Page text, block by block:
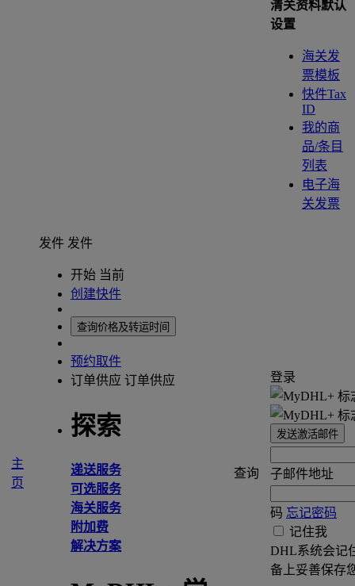
清关资料默认
设置
海关发
票模板
快件Tax
ID
我的商
品/条目
列表
电子海
关发票
主
页
发件 发件
开始 当前
创建快件
查询价格及转运时间
预约取件
订单供应 订单供应
探索
递送服务
可选服务
海关服务
附加费
解决方案
查询
登录
发送激活邮件
子邮件地址
码 忘记密码
记住我
DHL系统会记
备上妥善保存